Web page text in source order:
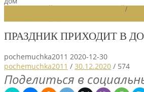
/
ПРАЗДНИК ПРИХОДИТ В
pochemuchka2011 2020-12-30
pochemuchka2011 / 30.12.2020 / 574
Поделиться в